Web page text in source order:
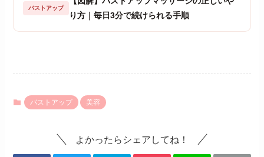
バストアップ
り方｜毎日3分で続けられる手順
バストアップ 美容
よかったらシェアしてね！